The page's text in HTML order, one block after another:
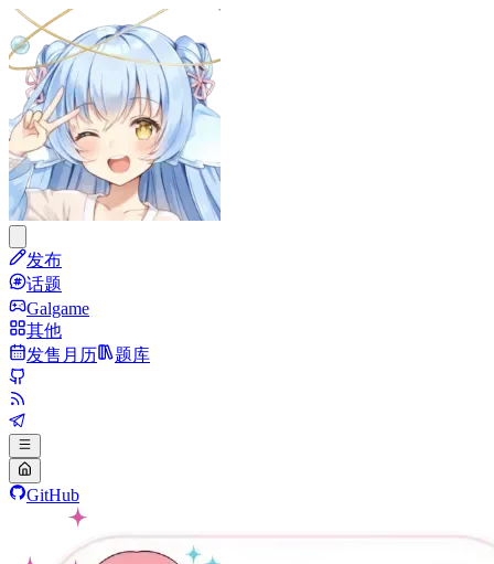
发布
话题
Galgame
其他
发售月历
题库
GitHub